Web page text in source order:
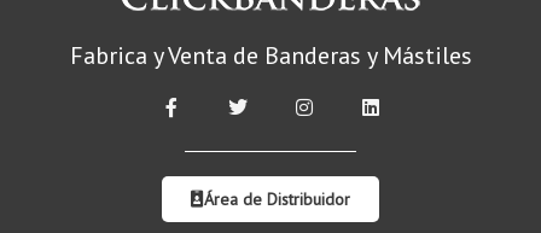
Fabrica y Venta de Banderas y Mástiles
F
a
b
o
T
w
t
t
e
r
I
n
t
a
g
r
L
i
e
i
Área de Distribuidor